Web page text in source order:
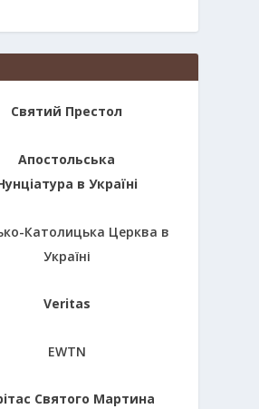
Святий Престол
Апостольська
в Україні
Католицька Церква в
Україні
Veritas
EWTN
Святого Мартина